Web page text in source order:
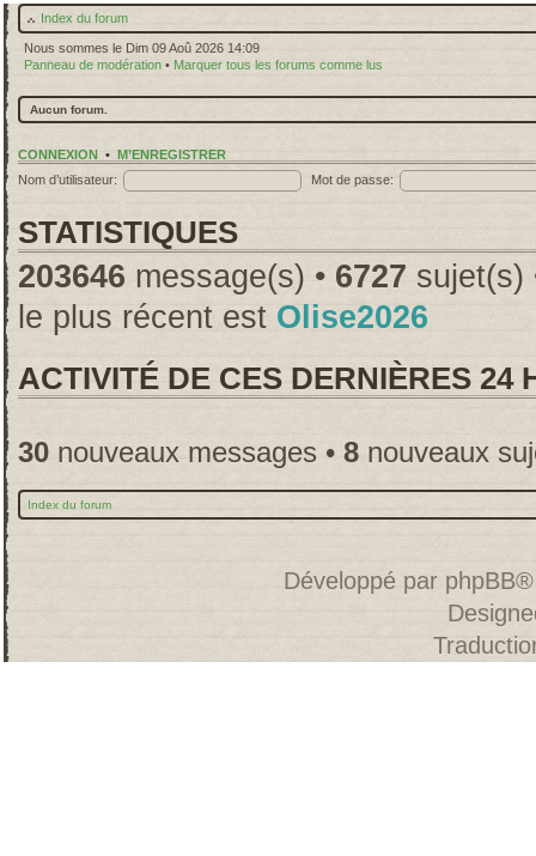
Index du forum
Nous sommes le Dim 09 Aoû 2026 14:09
Panneau de modération • Marquer tous les forums comme lus
Aucun forum.
CONNEXION • M’ENREGISTRER
Nom d’utilisateur:
Mot de passe:
STATISTIQUES
203646 message(s) • 6727 sujet(s)
le plus récent est Olise2026
ACTIVITÉ DE CES DERNIÈRES 24
30 nouveaux messages • 8 nouveaux
Index du forum
Développé par phpBB®